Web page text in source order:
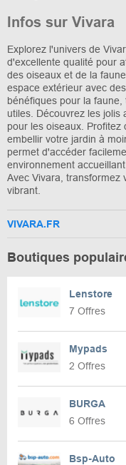
Infos sur Vivara
Explorez l'univers de
d'excellente qualité pour
des oiseaux et de la
espace extérieur avec
bénéfiques pour la
utiles. Découvrez les jolis
pour les oiseaux.
embellir votre jardin à
permet d'accéder
environnement
Avec Vivara, transformez
vibrant.
VIVARA.FR
Boutiques
Lenstore
7 Offres
Mypads
2 Offres
BURGA
6 Offres
Bsp-Auto